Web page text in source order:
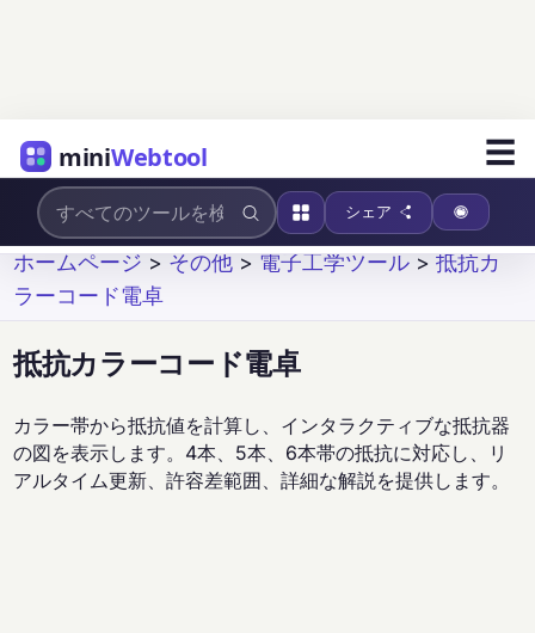
miniWebtool ☰
シェア
ホームページ > その他 > 電子工学ツール >抵抗カ
ラーコード電卓
抵抗カラーコード電卓
カラー帯から抵抗値を計算し、インタラクティブな抵抗器
の図を表示します。4本、5本、6本帯の抵抗に対応し、リ
アルタイム更新、許容差範囲、詳細な解説を提供します。